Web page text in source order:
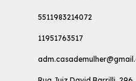
5511983214072
11951763517